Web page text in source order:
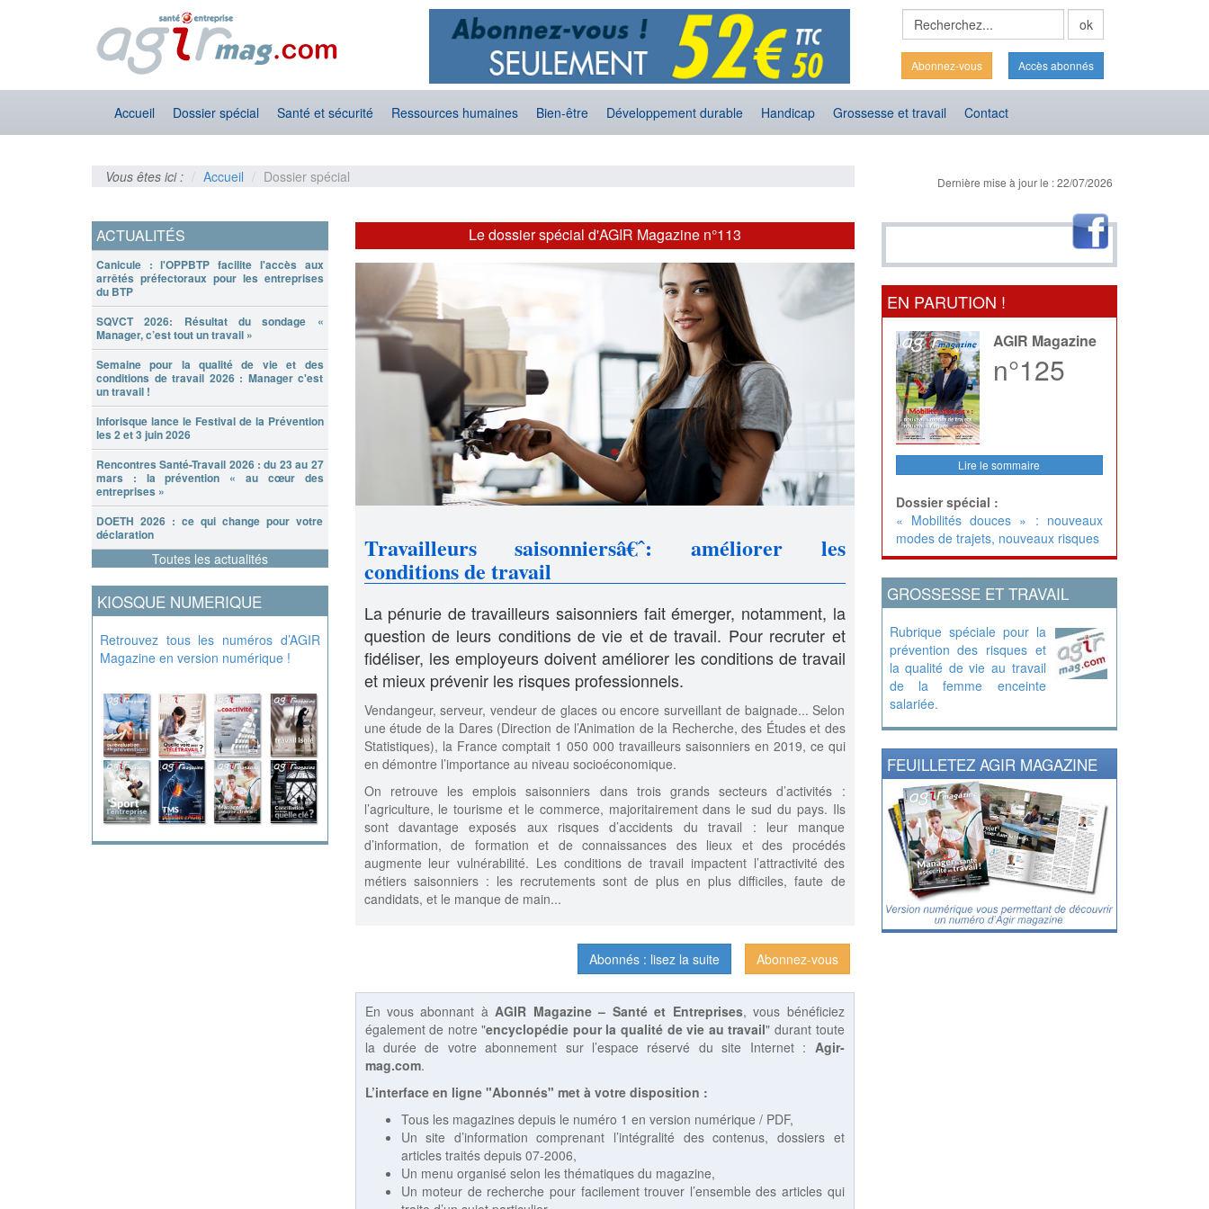
Abonnez-vous Accès abonnés
Accueil Dossier spécial Santé et sécurité Ressources humaines Bien-être Développement durable Handicap Grossesse et travail Contact
Vous êtes ici : Accueil Dossier spécial Dernière mise à jour le : 22/07/2026
ACTUALITÉS
Canicule : l'OPPBTP facilite l'accès aux
arrêtés préfectoraux pour les entreprises
du BTP
SQVCT 2026: Résultat du sondage «
Manager, c’est tout un travail »
Semaine pour la qualité de vie et des
conditions de travail 2026 : Manager c'est
un travail !
Inforisque lance le Festival de la Prévention
les 2 et 3 juin 2026
Rencontres Santé-Travail 2026 : du 23 au 27
mars : la prévention « au cœur des
entreprises »
DOETH 2026 : ce qui change pour votre
déclaration
Toutes les actualités
KIOSQUE NUMERIQUE
Retrouvez tous les numéros d’AGIR
Magazine en version numérique !
Le dossier spécial d'AGIR Magazine n°113
Travailleurs saisonniersâ€ˆ: améliorer les
conditions de travail
La pénurie de travailleurs saisonniers fait émerger, notamment, la
question de leurs conditions de vie et de travail. Pour recruter et
fidéliser, les employeurs doivent améliorer les conditions de travail
et mieux prévenir les risques professionnels.
Vendangeur, serveur, vendeur de glaces ou encore surveillant de baignade... Selon
une étude de la Dares (Direction de l’Animation de la Recherche, des Études et des
Statistiques), la France comptait 1 050 000 travailleurs saisonniers en 2019, ce qui
en démontre l’importance au niveau socioéconomique.
On retrouve les emplois saisonniers dans trois grands secteurs d’activités :
l’agriculture, le tourisme et le commerce, majoritairement dans le sud du pays. Ils
sont davantage exposés aux risques d’accidents du travail : leur manque
d’information, de formation et de connaissances des lieux et des procédés
augmente leur vulnérabilité. Les conditions de travail impactent l’attractivité des
métiers saisonniers : les recrutements sont de plus en plus difficiles, faute de
candidats, et le manque de main...
Abonnez-vous
Abonnés : lisez la suite
En vous abonnant àAGIR Magazine – Santé et Entreprises, vous bénéficiez
également de notre "encyclopédie pour la qualité de vie au travail" durant toute
la durée de votre abonnement sur l’espace réservé du site Internet : Agir-
mag.com.
L’interface en ligne "Abonnés" met à votre disposition :
Tous les magazines depuis le numéro 1 en version numérique / PDF,
Un site d’information comprenant l’intégralité des contenus, dossiers et
articles traités depuis 07-2006,
Un menu organisé selon les thématiques du magazine,
Un moteur de recherche pour facilement trouver l’ensemble des articles qui
EN PARUTION !
AGIR Magazine
n°125
Lire le sommaire
Dossier spécial :
« Mobilités douces » : nouveaux
modes de trajets, nouveaux risques
GROSSESSE ET TRAVAIL
Rubrique spéciale pour la
prévention des risques et
la qualité de vie au travail
de la femme enceinte
salariée.
FEUILLETEZ AGIR MAGAZINE